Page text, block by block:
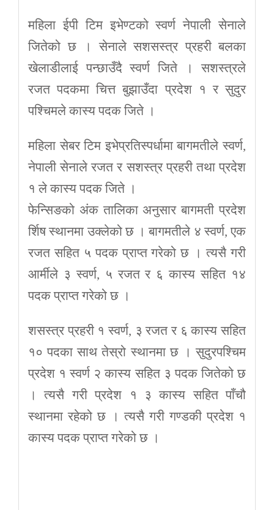
महिला ईपी टिम इभेण्टको स्वर्ण नेपाली सेनाले
जितेको छ । सेनाले सशसस्त्र प्रहरी बलका
खेलाडीलाई पन्छाउँदै स्वर्ण जिते । सशस्त्रले
रजत पदकमा चित्त बुझाउँदा प्रदेश १ र सुदुर
पश्चिमले कास्य पदक जिते ।
महिला सेबर टिम इभेप्रतिस्पर्धामा बागमतीले स्वर्ण,
नेपाली सेनाले रजत र सशस्त्र प्रहरी तथा प्रदेश
१ ले कास्य पदक जिते ।
फेन्सिङको अंक तालिका अनुसार बागमती प्रदेश
र्शिष स्थानमा उक्लेको छ । बागमतीले ४ स्वर्ण, एक
रजत सहित ५ पदक प्राप्त गरेको छ । त्यसै गरी
आर्मीले ३ स्वर्ण, ५ रजत र ६ कास्य सहित १४
पदक प्राप्त गरेको छ ।
शसस्त्र प्रहरी १ स्वर्ण, ३ रजत र ६ कास्य सहित
१० पदका साथ तेस्रो स्थानमा छ । सुदुरपश्चिम
प्रदेश १ स्वर्ण २ कास्य सहित ३ पदक जितेको छ
। त्यसै गरी प्रदेश १ ३ कास्य सहित पाँचौ
स्थानमा रहेको छ । त्यसै गरी गण्डकी प्रदेश १
कास्य पदक प्राप्त गरेको छ ।